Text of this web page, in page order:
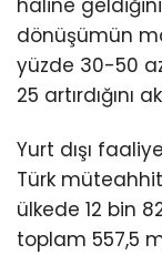
haline
dönüşümün
yüzde 30-50
25 artırdığını
Yurt dışı
Türk
ülkede 12 bin
toplam 557,5